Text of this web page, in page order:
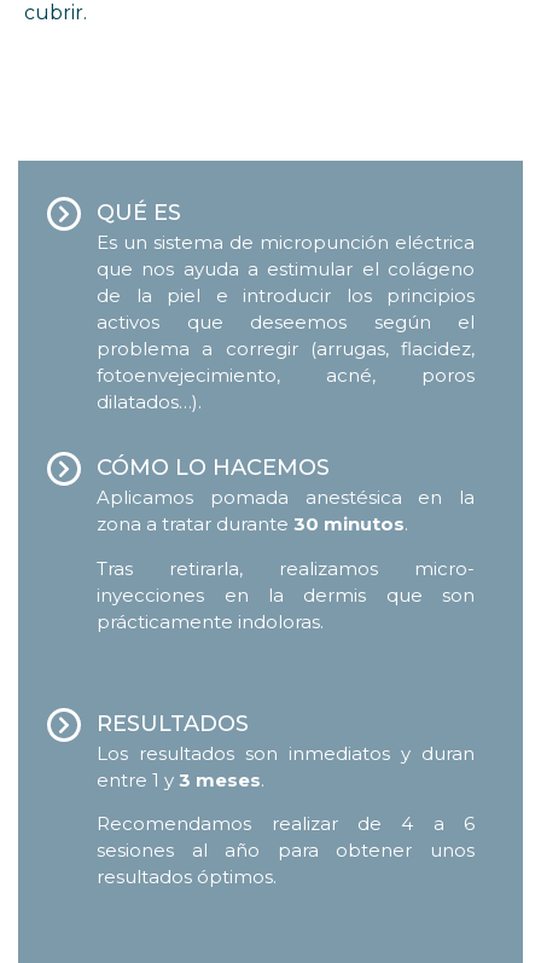
cubrir.
QUÉ ES
Es un sistema de micropunción eléctrica
que nos ayuda a estimular el colágeno
de la piel e introducir los principios
activos que deseemos según el
problema a corregir (arrugas, flacidez,
fotoenvejecimiento, acné, poros
dilatados…).
CÓMO LO HACEMOS
Aplicamos pomada anestésica en la
zona a tratar durante30 minutos.
Tras retirarla, realizamos micro-
inyecciones en la dermis que son
prácticamente indoloras.
RESULTADOS
Los resultados son inmediatos y duran
entre 1 y3 meses.
Recomendamos realizar de 4 a 6
sesiones al año para obtener unos
resultados óptimos.